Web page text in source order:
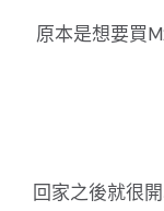
原本是想要買
回家之後就很